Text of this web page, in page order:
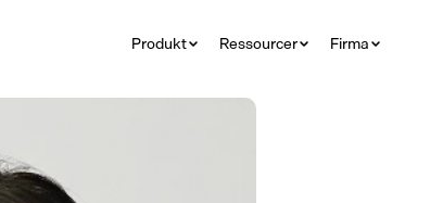
Produkt Ressourcer Firma